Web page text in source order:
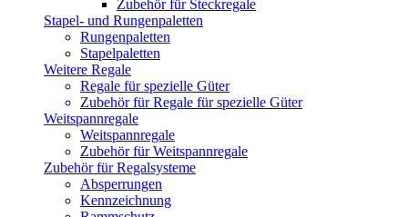
Zubehör für Steckregale
Stapel- und Rungenpaletten
Rungenpaletten
Stapelpaletten
Weitere Regale
Regale für spezielle Güter
Zubehör für Regale für spezielle Güter
Weitspannregale
Weitspannregale
Zubehör für Weitspannregale
Zubehör für Regalsysteme
Absperrungen
Kennzeichnung